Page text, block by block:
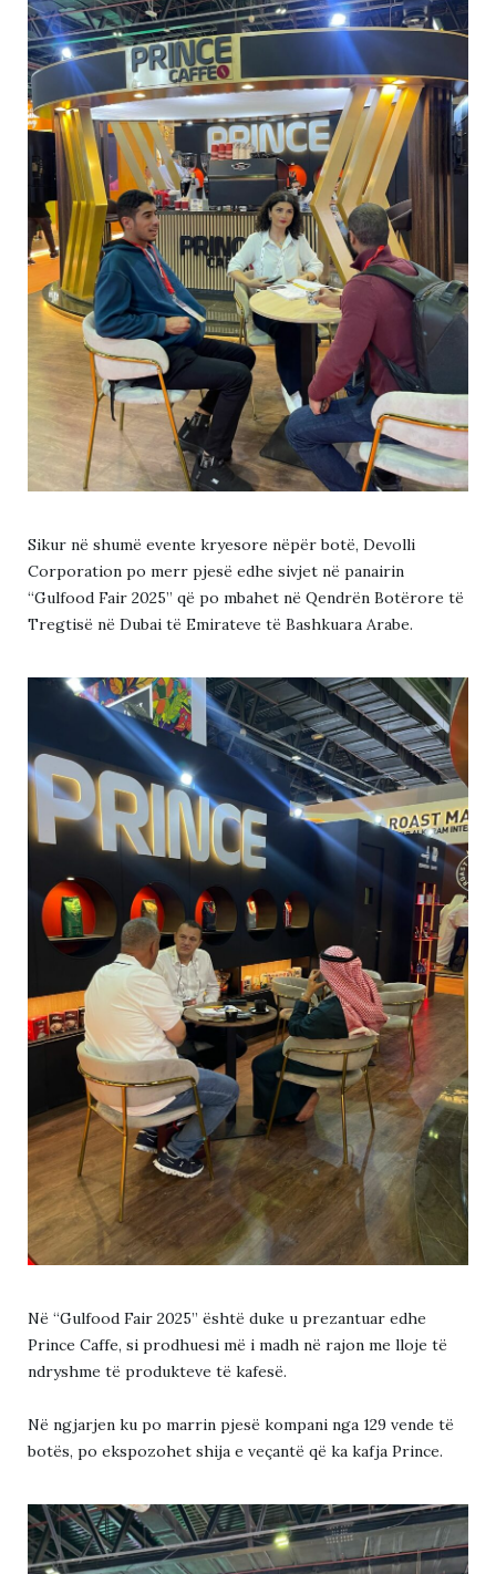
Sikur në shumë evente kryesore nëpër botë, Devolli
Corporation po merr pjesë edhe sivjet në panairin
“Gulfood Fair 2025” që po mbahet në Qendrën Botërore të
Tregtisë në Dubai të Emirateve të Bashkuara Arabe.
Në “Gulfood Fair 2025” është duke u prezantuar edhe
Prince Caffe, si prodhuesi më i madh në rajon me lloje të
ndryshme të produkteve të kafesë.
Në ngjarjen ku po marrin pjesë kompani nga 129 vende të
botës, po ekspozohet shija e veçantë që ka kafja Prince.